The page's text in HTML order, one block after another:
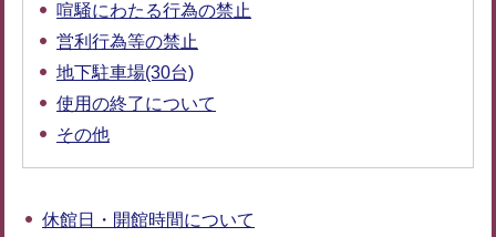
喧騒にわたる行為の禁止
営利行為等の禁止
地下駐車場(30台)
使用の終了について
その他
休館日・開館時間について